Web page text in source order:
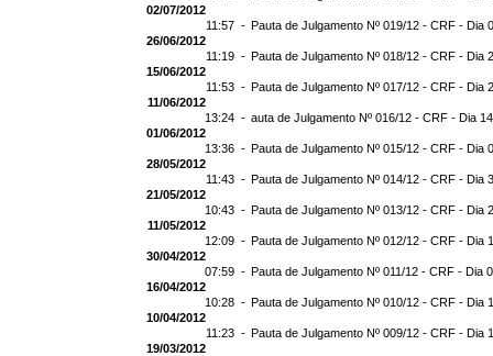
02/07/2012
11:57 - Pauta de Julgamento Nº 019/12 - CRF - Dia
26/06/2012
11:19 - Pauta de Julgamento Nº 018/12 - CRF - Dia
15/06/2012
11:53 - Pauta de Julgamento Nº 017/12 - CRF - Dia
11/06/2012
13:24 - auta de Julgamento Nº 016/12 - CRF - Dia
01/06/2012
13:36 - Pauta de Julgamento Nº 015/12 - CRF - Dia
28/05/2012
11:43 - Pauta de Julgamento Nº 014/12 - CRF - Dia
21/05/2012
10:43 - Pauta de Julgamento Nº 013/12 - CRF - Dia
11/05/2012
12:09 - Pauta de Julgamento Nº 012/12 - CRF - Dia
30/04/2012
07:59 - Pauta de Julgamento Nº 011/12 - CRF - Dia
16/04/2012
10:28 - Pauta de Julgamento Nº 010/12 - CRF - Dia
10/04/2012
11:23 - Pauta de Julgamento Nº 009/12 - CRF - Dia
19/03/2012